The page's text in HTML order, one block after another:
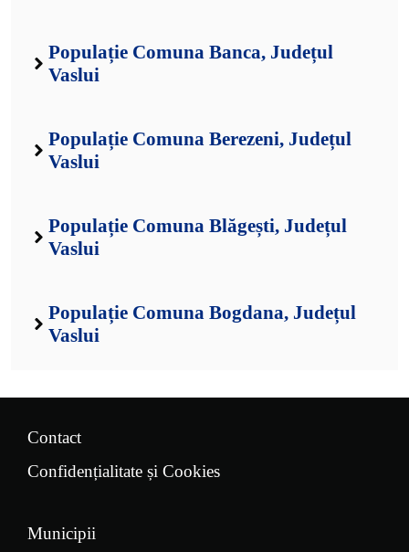
Populație Comuna Banca, Județul
Vaslui
Populație Comuna Berezeni, Județul
Vaslui
Populație Comuna Blăgești, Județul
Vaslui
Populație Comuna Bogdana, Județul
Vaslui
Contact
Confidențialitate și Cookies
Municipii